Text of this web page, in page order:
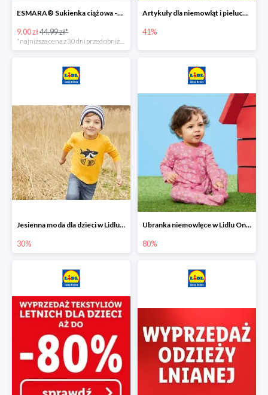
ESMARA® Sukienka ciążowa -79%
9.00 zł44.99 zł*
Artykuły dla niemowląt i pieluchy w Lidlu Online do -41%
41%
Jesienna moda dla dzieci w Lidlu Online do -30%
30%
Ubranka niemowlęce w Lidlu Online do -80%
80%